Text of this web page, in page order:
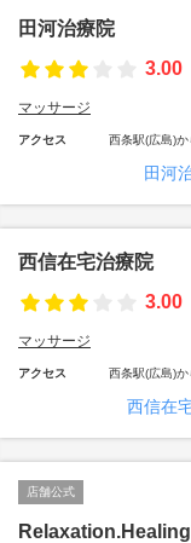
田河治療院
3.00
マッサージ
アクセス 西条駅(広島)か
田河
西信在宅治療院
3.00
マッサージ
アクセス 西条駅(広島)か
西信在
店舗公式